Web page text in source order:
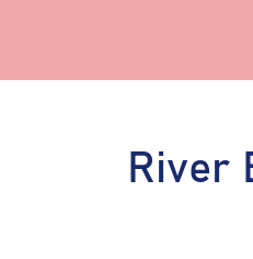
River